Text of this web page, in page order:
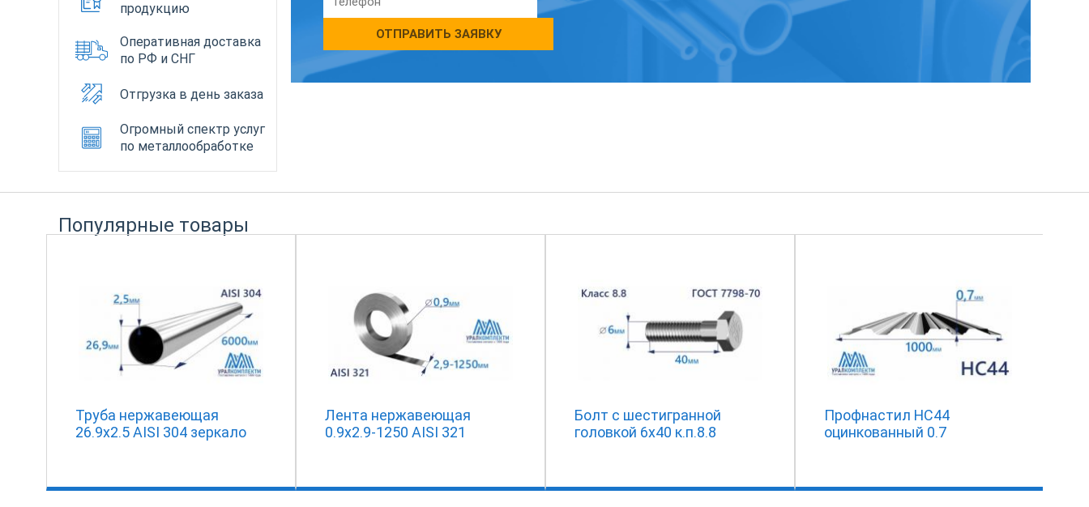
продукцию
Оперативная доставка
по РФ и СНГ
Отгрузка в день заказа
Огромный спектр услуг
по металлообработке
ОТПРАВИТЬ ЗАЯВКУ
Популярные товары
Труба нержавеющая
26.9х2.5 AISI 304 зеркало
Лента нержавеющая
0.9х2.9-1250 AISI 321
Болт с шестигранной
головкой 6х40 к.п.8.8
Профнастил НС44
оцинкованный 0.7